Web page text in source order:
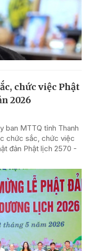
chức việc Phật
2026
ban MTTQ tỉnh Thanh
chức sắc, chức việc
đản Phật lịch 2570 -